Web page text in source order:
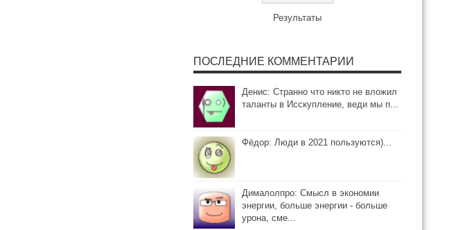
Результаты
ПОСЛЕДНИЕ КОММЕНТАРИИ
Денис: Странно что никто не вложил
таланты в Исскупление, веди мы п...
Фёдор: Люди в 2021 пользуются)...
Дималолпро: Смысл в экономии
энергии, больше энергии - больше
урона, сме...